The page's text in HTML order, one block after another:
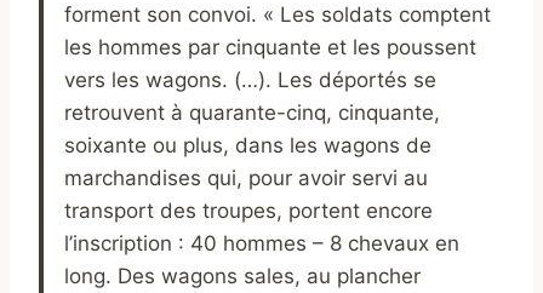
forment son convoi. « Les soldats comptent
les hommes par cinquante et les poussent
vers les wagons. (…). Les déportés se
retrouvent à quarante-cinq, cinquante,
soixante ou plus, dans les wagons de
marchandises qui, pour avoir servi au
transport des troupes, portent encore
l’inscription : 40 hommes – 8 chevaux en
long. Des wagons sales, au plancher